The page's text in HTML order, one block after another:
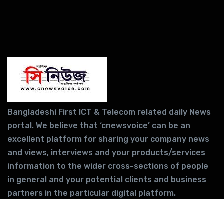
Bangladeshi First ICT & Telecom related daily News
portal. We believe that ‘cnewsvoice’ can be an
excellent platform for sharing your company news
and views, interviews and your products/services
information to the wider cross-sections of people
in general and your potential clients and business
partners in the particular digital platform.